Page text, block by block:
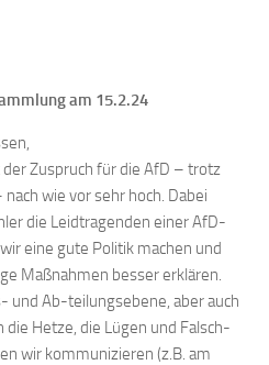
am 15.2.24
Zuspruch für die AfD – trotz
wie vor sehr hoch. Dabei
die Leidtragenden einer AfD-
eine gute Politik machen und
Maßnahmen besser erklären.
und Ab-teilungsebene, aber auch
Hetze, die Lügen und Falsch-
wir kommunizieren (z.B. am